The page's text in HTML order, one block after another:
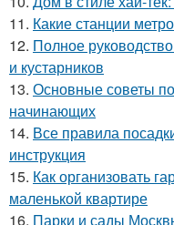
11. Какие станции
12. Полное
и кустарников
13. Основные советы
начинающих
14. Все правила
инструкция
15. Как организовать
маленькой квартире
16. Парки и сады